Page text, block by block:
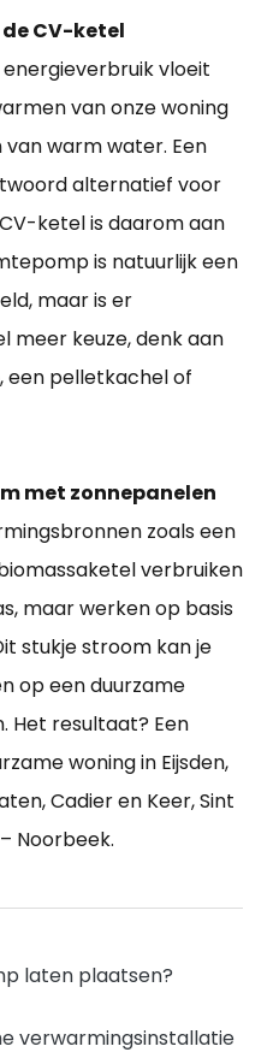
CV-ketel
energieverbruik vloeit
van onze woning
warm water. Een
alternatief voor
ketel is daarom aan
is natuurlijk een
maar is er
meer keuze, denk aan
een pelletkachel of
met zonnepanelen
zoals een
verbruiken
maar werken op basis
stukje stroom kan je
op een duurzame
Het resultaat? Een
woning in Eijsden,
Cadier en Keer, Sint
Noorbeek.
laten plaatsen?
verwarmingsinstallatie